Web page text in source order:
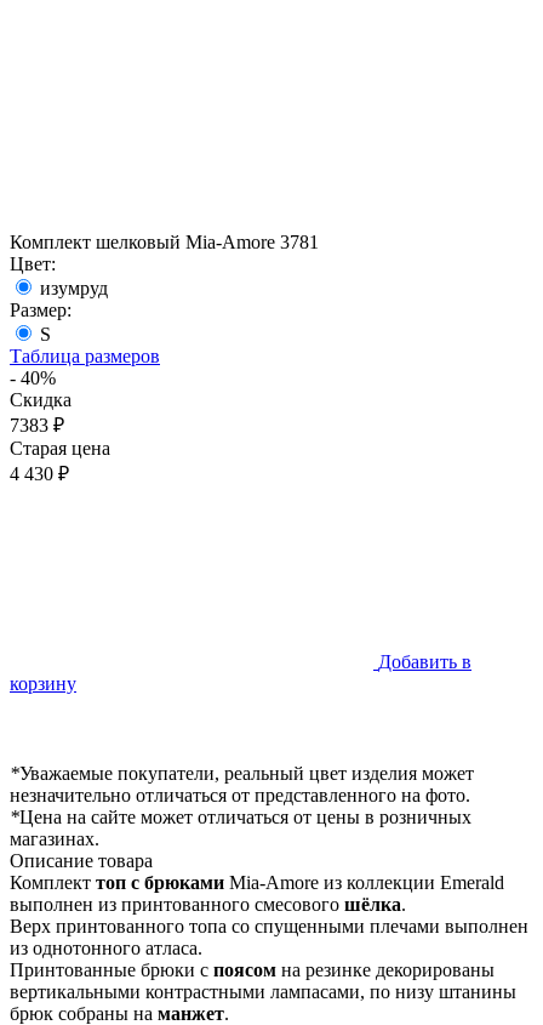
Комплект шелковый Mia-Amore 3781
Цвет:
изумруд
Размер:
S
Таблица размеров
- 40%
Скидка
7383 ₽
Старая цена
4 430 ₽
Добавить в
корзину
*Уважаемые покупатели, реальный цвет изделия может
незначительно отличаться от представленного на фото.
*Цена на сайте может отличаться от цены в розничных
магазинах.
Описание товара
Комплект топ с брюками Mia-Amore из коллекции Emerald
выполнен из принтованного смесового шёлка.
Верх принтованного топа со спущенными плечами выполнен
из однотонного атласа.
Принтованные брюки с поясом на резинке декорированы
вертикальными контрастными лампасами, по низу штанины
брюк собраны на манжет.